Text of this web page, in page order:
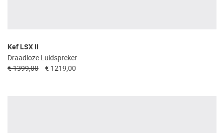
Kef LSX II
Draadloze Luidspreker
€ 1399,00
€ 1219,00